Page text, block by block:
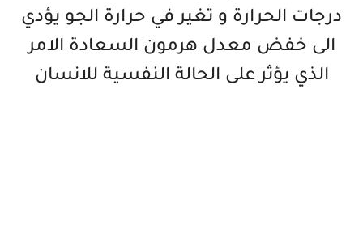
درجات الحرارة و تغير في حرارة الجو يؤدي
الى خفض معدل هرمون السعادة الامر
الذي يؤثر على الحالة النفسية للانسان